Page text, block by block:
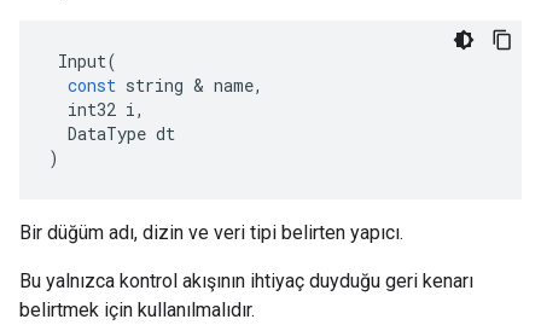
Input(
const string & name,
int32 i,
DataType dt
)
Bir düğüm adı, dizin ve veri tipi belirten yapıcı.
Bu yalnızca kontrol akışının ihtiyaç duyduğu geri kenarı
belirtmek için kullanılmalıdır.